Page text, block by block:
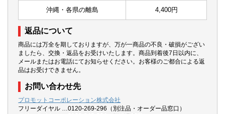
沖縄・各県の離島 4,400円
返品について
商品には万全を期しておりますが、万が一商品の不良・破損がござい
ましたら、交換・返品をお受けいたします。商品到着後7日以内に、
メールまたはお電話にてお知らせください。お客様のご都合による返
品はお受けできません。
お問い合わせ先
プロモットコーポレーション株式会社
フリーダイヤル …0120-269-296（別注品・オーダー品窓口）